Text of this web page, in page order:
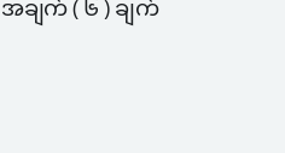
အချက် ( ၆ ) ချက်